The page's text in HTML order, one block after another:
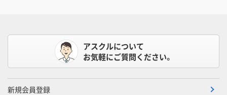
アスクルについて
お気軽にご質問ください。
新規会員登録